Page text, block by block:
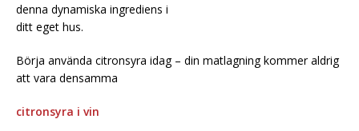
denna dynamiska ingrediens i
ditt eget hus.
Börja använda citronsyra idag – din matlagning kommer aldrig
att vara densamma
citronsyra i vin